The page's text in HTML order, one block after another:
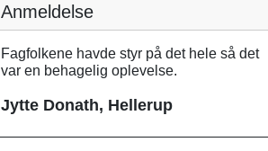
Anmeldelse
Fagfolkene havde styr på det hele så det
var en behagelig oplevelse.
Jytte Donath, Hellerup